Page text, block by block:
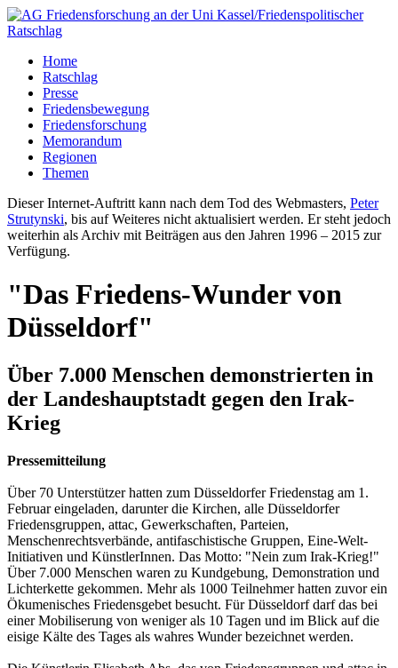
Home
Ratschlag
Presse
Friedensbewegung
Friedensforschung
Memorandum
Regionen
Themen
Dieser Internet-Auftritt kann nach dem Tod des Webmasters, Peter
Strutynski, bis auf Weiteres nicht aktualisiert werden. Er steht jedoch
weiterhin als Archiv mit Beiträgen aus den Jahren 1996 – 2015 zur
Verfügung.
"Das Friedens-Wunder von
Düsseldorf"
Über 7.000 Menschen demonstrierten in
der Landeshauptstadt gegen den Irak-
Krieg
Pressemitteilung
Über 70 Unterstützer hatten zum Düsseldorfer Friedenstag am 1.
Februar eingeladen, darunter die Kirchen, alle Düsseldorfer
Friedensgruppen, attac, Gewerkschaften, Parteien,
Menschenrechtsverbände, antifaschistische Gruppen, Eine-Welt-
Initiativen und KünstlerInnen. Das Motto: "Nein zum Irak-Krieg!"
Über 7.000 Menschen waren zu Kundgebung, Demonstration und
Lichterkette gekommen. Mehr als 1000 Teilnehmer hatten zuvor ein
Ökumenisches Friedensgebet besucht. Für Düsseldorf darf das bei
einer Mobiliserung von weniger als 10 Tagen und im Blick auf die
eisige Kälte des Tages als wahres Wunder bezeichnet werden.